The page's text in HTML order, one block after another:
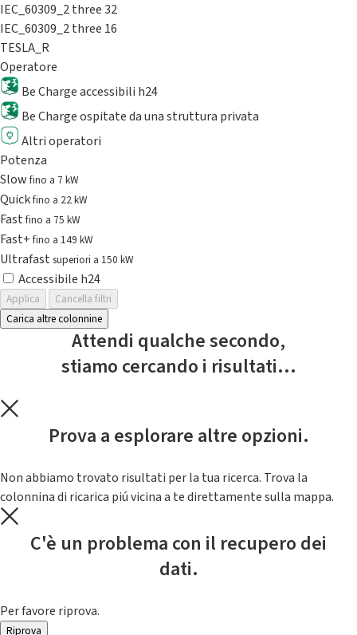
IEC_60309_2 three 32
IEC_60309_2 three 16
TESLA_R
Operatore
Be Charge accessibili h24
Be Charge ospitate da una struttura privata
Altri operatori
Potenza
Slowfino a 7 kW
Quickfino a 22 kW
Fastfino a 75 kW
Fast+fino a 149 kW
Ultrafast superiori a 150 kW
Accessibile h24
Applica
Cancella filtri
Carica altre colonnine
Attendi qualche secondo,
stiamo cercando i risultati...
Prova a esplorare altre opzioni.
Non abbiamo trovato risultati per la tua ricerca. Trova la
colonnina di ricarica piú vicina a te direttamente sulla mappa.
C'è un problema con il recupero dei
dati.
Per favore riprova.
Riprova